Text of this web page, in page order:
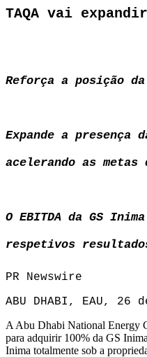
TAQA vai
Reforça a posição
Expande a presença
acelerando as metas
O EBITDA da GS
respetivos
PR Newswire
ABU DHABI, EAU, 26
A Abu Dhabi National Energy
para adquirir 100% da GS
Inima totalmente sob a